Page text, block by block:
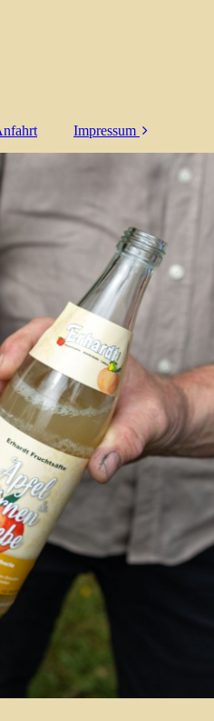
Impressum
Datenschutz
Datenschutz
Facebook